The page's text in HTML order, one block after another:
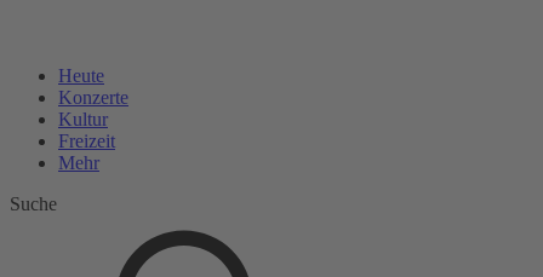
Heute
Konzerte
Kultur
Freizeit
Mehr
Suche